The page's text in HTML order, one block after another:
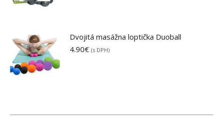
Dvojitá masážna loptička Duoball
4.90€ (s DPH)